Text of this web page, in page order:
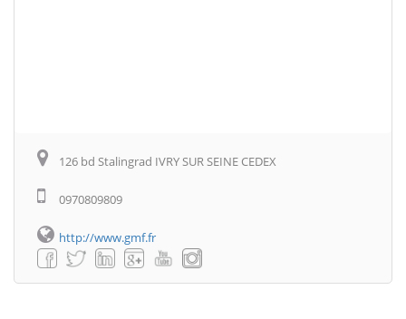
126 bd Stalingrad IVRY SUR SEINE CEDEX
0970809809
http://www.gmf.fr